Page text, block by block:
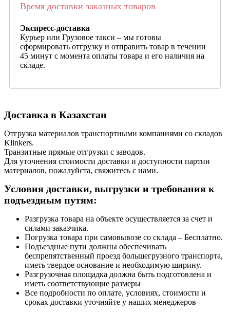
Время доставки заказных товаров
Экспресс-доставка
Курьер или Грузовое такси – мы готовы
сформировать отгрузку и отправить товар в течении
45 минут с момента оплаты товара и его наличия на
складе.
Доставка в Казахстан
Отгрузка материалов транспортными компаниями со складов
Klinkers.
Транзитные прямые отгрузки с заводов.
Для уточнения стоимости доставки и доступности партии
материалов, пожалуйста, свяжитесь с нами.
Условия доставки, выгрузки и требования к
подъездным путям:
Разгрузка товара на объекте осуществляется за счет и
силами заказчика.
Погрузка товара при самовывозе со склада – Бесплатно.
Подъездные пути должны обеспечивать
беспрепятственный проезд большегрузного транспорта,
иметь твердое основание и необходимую ширину.
Разгрузочная площадка должна быть подготовлена и
иметь соответствующие размеры
Все подробности по оплате, условиях, стоимости и
сроках доставки уточняйте у наших менеджеров